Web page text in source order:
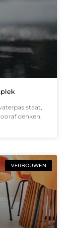
staat,
denken.
VERBOUWEN